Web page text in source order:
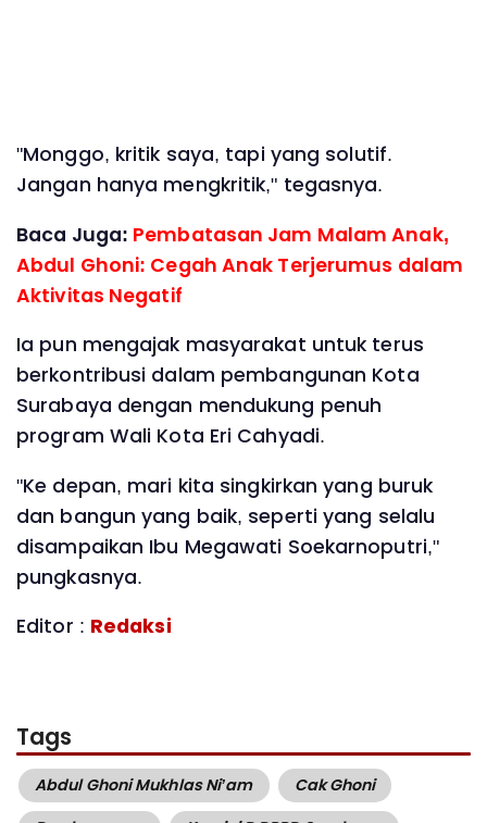
"Monggo, kritik saya, tapi yang solutif.
Jangan hanya mengkritik," tegasnya.
Baca Juga: Pembatasan Jam Malam Anak,
Abdul Ghoni: Cegah Anak Terjerumus dalam
Aktivitas Negatif
Ia pun mengajak masyarakat untuk terus
berkontribusi dalam pembangunan Kota
Surabaya dengan mendukung penuh
program Wali Kota Eri Cahyadi.
"Ke depan, mari kita singkirkan yang buruk
dan bangun yang baik, seperti yang selalu
disampaikan Ibu Megawati Soekarnoputri,"
pungkasnya.
Editor : Redaksi
Tags
Abdul Ghoni Mukhlas Ni’am
Cak Ghoni